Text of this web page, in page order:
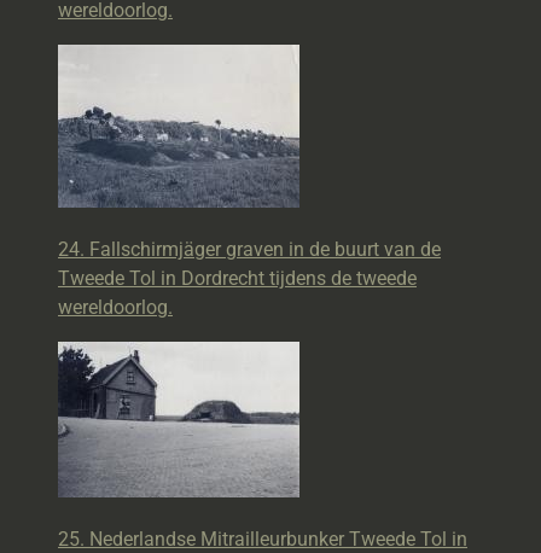
wereldoorlog.
24. Fallschirmjäger graven in de buurt van de
Tweede Tol in Dordrecht tijdens de tweede
wereldoorlog.
25. Nederlandse Mitrailleurbunker Tweede Tol in